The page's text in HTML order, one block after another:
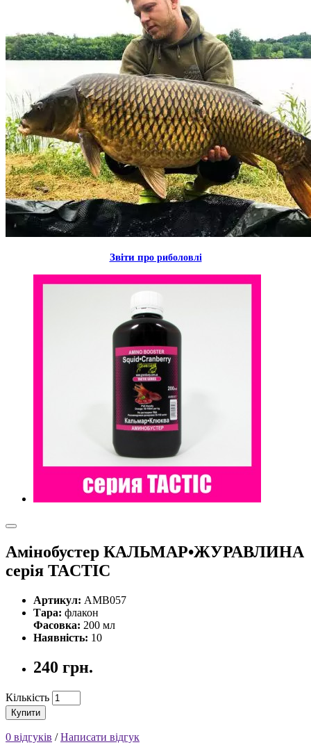
Звiти про риболовлi
Амiнобустер КАЛЬМАР•ЖУРАВЛИНА
серiя TACTIC
Артикул: AMB057
Тара: флакон
Фасовка: 200 мл
Наявність: 10
240 грн.
Кількість
Купити
0 відгуків /Написати відгук